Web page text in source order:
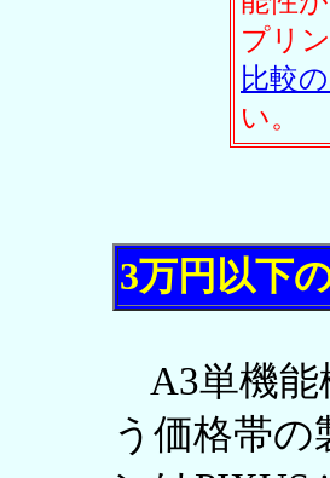
プリ
比較
い。
3万円以下
A3単機能
う価格帯